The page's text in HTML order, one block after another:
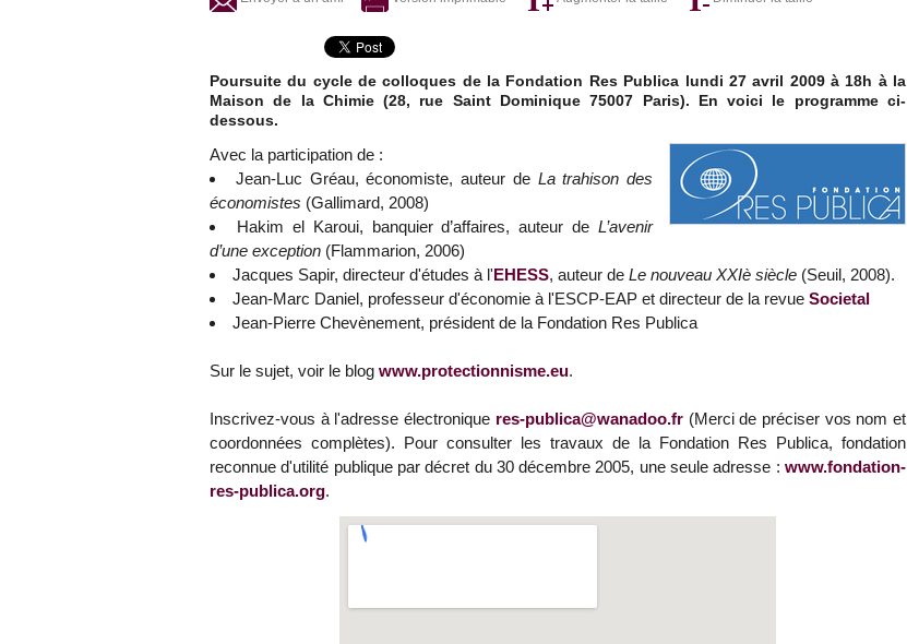
Poursuite du cycle de colloques de la Fondation Res Publica lundi 27 avril 2009 à 18h à la
Maison de la Chimie (28, rue Saint Dominique 75007 Paris). En voici le programme ci-
dessous.
Avec la participation de :
Jean-Luc Gréau, économiste, auteur de La trahison des
économistes (Gallimard, 2008)
Hakim el Karoui, banquier d’affaires, auteur de L’avenir
d’une exception (Flammarion, 2006)
Jacques Sapir, directeur d'études à l'EHESS, auteur de Le nouveau XXIè siècle (Seuil, 2008).
Jean-Marc Daniel, professeur d'économie à l'ESCP-EAP et directeur de la revue Societal
Jean-Pierre Chevènement, président de la Fondation Res Publica
Sur le sujet, voir le blog www.protectionnisme.eu.
Inscrivez-vous à l'adresse électronique res-publica@wanadoo.fr(Merci de préciser vos nom et
coordonnées complètes). Pour consulter les travaux de la Fondation Res Publica, fondation
reconnue d'utilité publique par décret du 30 décembre 2005, une seule adresse : www.fondation-
res-publica.org.